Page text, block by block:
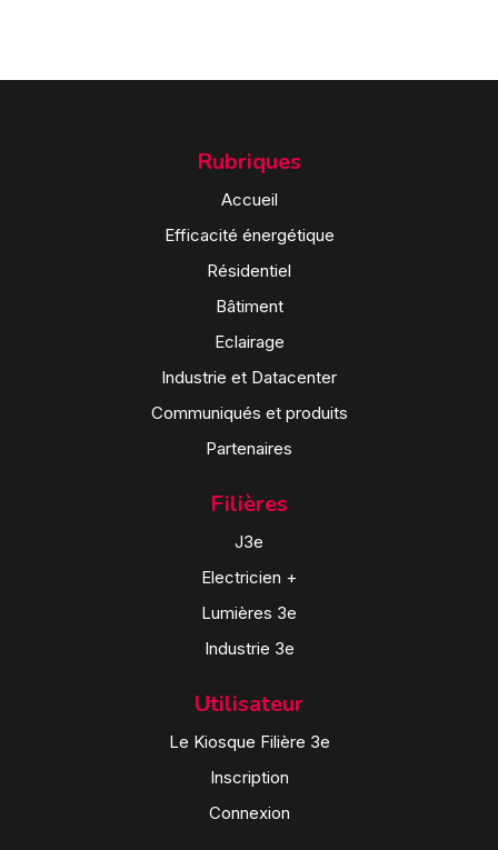
Rubriques
Accueil
Efficacité énergétique
Résidentiel
Bâtiment
Eclairage
Industrie et Datacenter
Communiqués et produits
Partenaires
Filières
J3e
Electricien +
Lumières 3e
Industrie 3e
Utilisateur
Le Kiosque Filière 3e
Inscription
Connexion